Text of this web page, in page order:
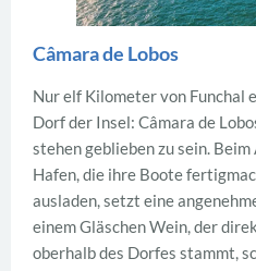
Câmara de Lobos
Nur elf Kilometer von
Dorf der Insel: Câmara de
stehen geblieben zu sein.
Hafen, die ihre Boote
ausladen, setzt eine
einem Gläschen Wein, der
oberhalb des Dorfes stammt,